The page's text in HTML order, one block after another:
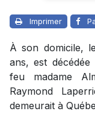
Imprimer
À son domicile,
ans, est
feu madame
Raymond
demeurait à